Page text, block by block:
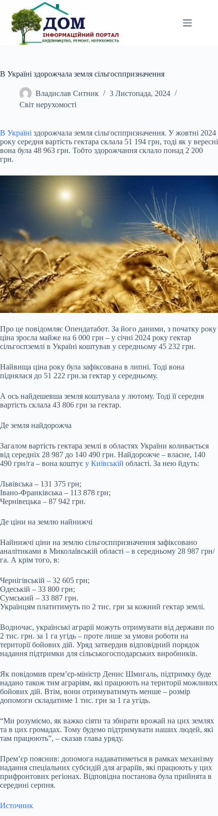
вмісту
В Україні здорожчала земля сільгосппризначення
Владислав Ситник
3 Листопада, 2024
Світ нерухомості
В Україні здорожчала земля сільгосппризначення. У жовтні 2024
року середня вартість гектара склала 51 194 грн, тоді як у вересні
вона була 48 963 грн. Тобто здорожчання склало понад 2 200
грн.
Про це повідомляє Опендатабот. За його даними, з початку року
ціна зросла майже на 6 000 грн – у січні 2024 року гектар
сільгоспземлі в Україні коштував у середньому 45 232 грн.
Найвища ціна року була зафіксована в липні. Тоді вона
піднялася до 51 222 грн.за гектар у середньому.
А ось найдешевша земля коштувала у лютому. Тоді її середня
вартість склала 43 806 грн за гектар.
Де земля найдорожча
Загалом вартість гектара землі в областях України коливається
від середніх 28 987 до 140 490 грн. Найдорожче – власне, 140
490 грн/га – вона коштує у Київській області. За нею йдуть:
Львівська – 131 375 грн;
Івано-Франківська – 113 878 грн;
Чернівецька – 87 942 грн.
Де ціни на землю найнижчі
Найнижчі ціни на землю сільгосппризначення зафіксовано
аналітиками в Миколаївській області – в середньому 28 987 грн/
га. А крім того, в:
Чернігівській – 32 605 грн;
Одеській – 33 800 грн;
Сумський – 33 887 грн.
Українцям платитимуть по 2 тис. грн за кожний гектар землі.
Водночас, українські аграрії можуть отримувати від держави по
2 тис. грн. за 1 га угідь – проте лише за умови роботи на
території бойових дій. Уряд затвердив відповідний порядок
надання підтримки для сільськогосподарських виробників.
Як повідомив прем’єр-міністр Денис Шмигаль, підтримку буде
надано також тим аграріям, які працюють на території можливих
бойових дій. Втім, вони отримуватимуть менше – розмір
допомоги складатиме 1 тис. грн за 1 га угідь.
“Ми розуміємо, як важко сіяти та збирати врожай на цих землях
та в цих громадах. Тому будемо підтримувати наших людей, які
там працюють”, – сказав глава уряду.
Прем’єр пояснив: допомога надаватиметься в рамках механізму
надання спеціальних субсидій для аграріїв, які працюють у цих
прифронтових регіонах. Відповідна постанова була прийнята в
середині серпня.
Источник